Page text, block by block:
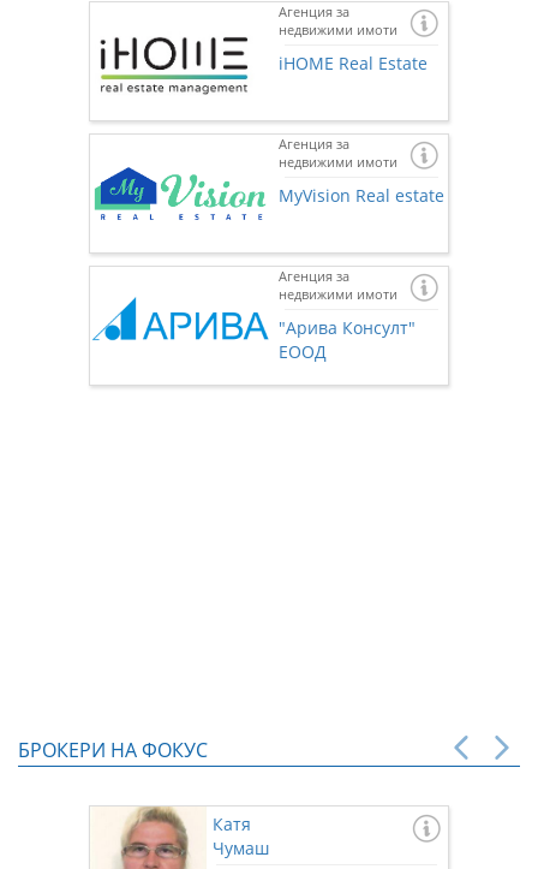
Агенция за
недвижими имоти
iHOME Real Estate
Агенция за
недвижими имоти
MyVision Real estate
Агенция за
недвижими имоти
"Арива Консулт"
ЕООД
БРОКЕРИ НА ФОКУС
Катя
Чумаш